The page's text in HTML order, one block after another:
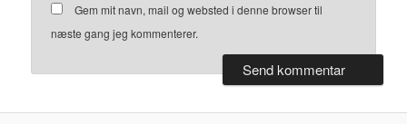
Gem mit navn, mail og websted i denne browser til
næste gang jeg kommenterer.